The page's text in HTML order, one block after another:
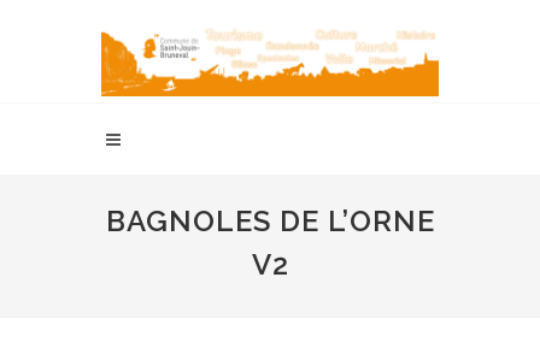
BAGNOLES DE L’ORNE
V2